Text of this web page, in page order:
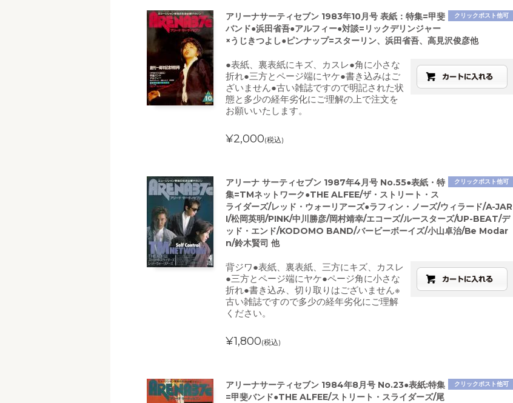
クリックポスト他可
アリーナサーティセブン 1983年10月号 表紙：特集=甲斐
バンド●浜田省吾●アルフィー●対談=リックデリンジャー
×うじきつよし●ピンナップ=スターリン、浜田省吾、高見沢俊彦他
●表紙、裏表紙にキズ、カスレ●角に小さな
折れ●三方とページ端にヤケ●書き込みはご
ざいません●古い雑誌ですので明記された状
態と多少の経年劣化にご理解の上で注文を
お願いいたします。
¥2,000(税込)
クリックポスト他可
アリーナ サーティセブン 1987年4月号 No.55●表紙・特
集=TMネットワーク●THE ALFEE/ザ・ストリート・ス
ライダーズ/レッド・ウォーリアーズ●ラフィン・ノーズ/ウィラード/A-JAR
I/松岡英明/PINK/中川勝彦/岡村靖幸/エコーズ/ルースターズ/UP-BEAT/デ
ッド・エンド/KODOMO BAND/バービーボーイズ/小山卓治/Be Modar
n/鈴木賢司 他
背ジワ●表紙、裏表紙、三方にキズ、カスレ
●三方とページ端にヤケ●ページ角に小さな
折れ●書き込み、切り取りはございません※
古い雑誌ですので多少の経年劣化にご理解
ください。
¥1,800(税込)
クリックポスト他可
アリーナサーティセブン 1984年8月号 No.23●表紙:特集
=甲斐バンド●THE ALFEE/ストリート・スライダーズ/尾